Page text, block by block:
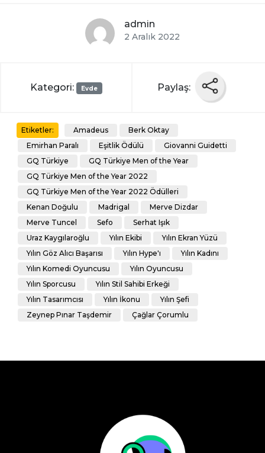
admin
2 Aralık 2022
Kategori: Evde Paylaş:
Etiketler: Amadeus
Berk Oktay
Emirhan Paralı
Eşitlik Ödülü
Giovanni Guidetti
GQ Türkiye
GQ Türkiye Men of the Year
GQ Türkiye Men of the Year 2022
GQ Türkiye Men of the Year 2022 Ödülleri
Kenan Doğulu
Madrigal
Merve Dizdar
Merve Tuncel
Sefo
Serhat Işık
Uraz Kaygılaroğlu
Yılın Ekibi
Yılın Ekran Yüzü
Yılın Göz Alıcı Başarısı
Yılın Hype'ı
Yılın Kadını
Yılın Komedi Oyuncusu
Yılın Oyuncusu
Yılın Sporcusu
Yılın Stil Sahibi Erkeği
Yılın Tasarımcısı
Yılın İkonu
Yılın Şefi
Zeynep Pınar Taşdemir
Çağlar Çorumlu